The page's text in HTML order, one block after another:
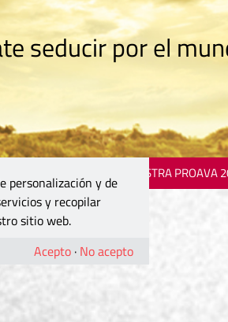
seducir por el
MOSTRA PROAVA
personalización y de
y recopilar
sitio web.
Acepto · No acepto